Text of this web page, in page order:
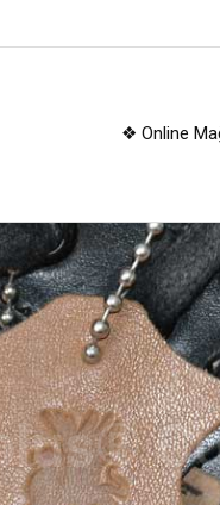
❖ Online
garson